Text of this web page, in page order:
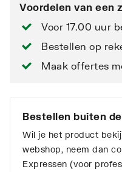
Voordelen van een
Voor 17.00 uur
Bestellen op
Maak offertes
Bestellen buiten
Wil je het product
webshop, neem dan
Expressen (voor